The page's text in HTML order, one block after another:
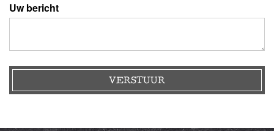
Uw bericht
VERSTUUR